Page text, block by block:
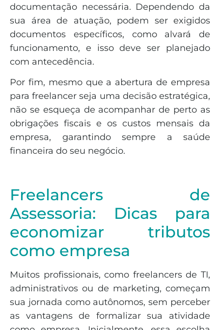
documentação necessária. Dependendo da
sua área de atuação, podem ser exigidos
documentos específicos, como alvará de
funcionamento, e isso deve ser planejado
com antecedência.
Por fim, mesmo que a abertura de empresa
para freelancer seja uma decisão estratégica,
não se esqueça de acompanhar de perto as
obrigações fiscais e os custos mensais da
empresa, garantindo sempre a saúde
financeira do seu negócio.
Freelancers de
Assessoria: Dicas para
economizar tributos
como empresa
Muitos profissionais, como freelancers de TI,
administrativos ou de marketing, começam
sua jornada como autônomos, sem perceber
as vantagens de formalizar sua atividade